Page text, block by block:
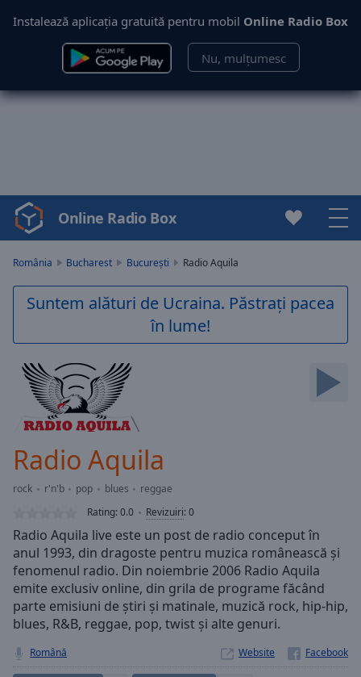
Instalează aplicația gratuită pentru mobil Online Radio Box
Nu, mulțumesc
Video
Player
Play
Video
Skip
Skip
Forward
Current
Loaded :
Stream
TypeLIVE
Seek to
currently
behind
liveLIVE
Remaining
Time-
Online Radio Box
România Bucharest București Radio Aquila
Suntem alături de Ucraina. Păstrați pacea
în lume!
Radio Aquila
rock r'n'b pop blues
reggae
Rating:0.0 Revizuiri:0
Radio Aquila live este un post de radio conceput în
anul 1993, din dragoste pentru muzica românească și
fenomenul radio. Din noiembrie 2006 Radio Aquila
emite exclusiv online, din grila de programe făcând
parte emisiuni de știri și matinale, muzică rock, hip-hip,
blues, R&B, reggae, pop, twist și alte genuri.
Română Website